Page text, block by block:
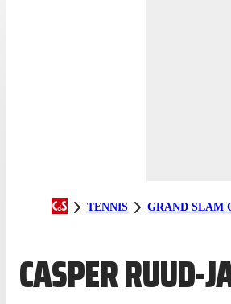
TENNIS GRAND SLAM
CASPER RUUD-